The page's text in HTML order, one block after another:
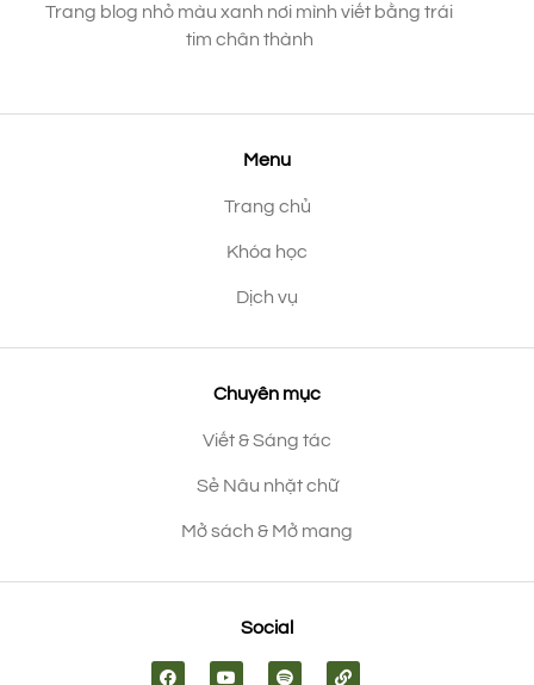
Trang blog nhỏ màu xanh nơi mình viết bằng trái
tim chân thành
Menu
Trang chủ
Khóa học
Dịch vụ
Chuyên mục
Viết & Sáng tác
Sẻ Nâu nhặt chữ
Mở sách & Mở mang
Social